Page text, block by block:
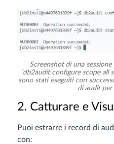
Screenshot di una
‘db2audit configure scope all
sono stati eseguiti con
di audit
2. Catturare e
Puoi estrarre i record di
con: